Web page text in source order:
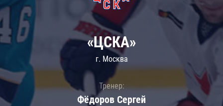
«ЦСКА»
г. Москва
Тренер:
Фёдоров Сергей